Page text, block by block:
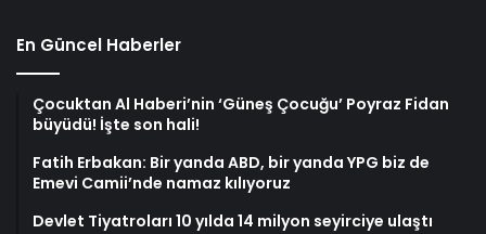
En Güncel Haberler
Çocuktan Al Haberi’nin ‘Güneş Çocuğu’ Poyraz Fidan
büyüdü! İşte son hali!
Fatih Erbakan: Bir yanda ABD, bir yanda YPG biz de
Emevi Camii’nde namaz kılıyoruz
Devlet Tiyatroları 10 yılda 14 milyon seyirciye ulaştı